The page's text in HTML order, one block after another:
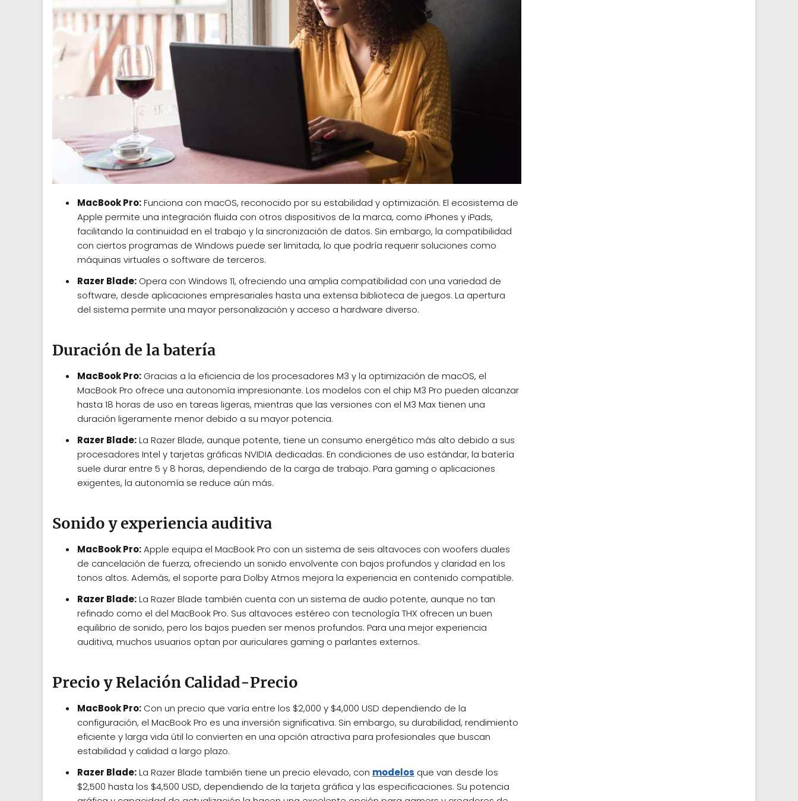
MacBook Pro:Funciona con macOS, reconocido por su estabilidad y optimización. El ecosistema de
Apple permite una integración fluida con otros dispositivos de la marca, como iPhones y iPads,
facilitando la continuidad en el trabajo y la sincronización de datos. Sin embargo, la compatibilidad
con ciertos programas de Windows puede ser limitada, lo que podría requerir soluciones como
máquinas virtuales o software de terceros.
Razer Blade: Opera con Windows 11, ofreciendo una amplia compatibilidad con una variedad de
software, desde aplicaciones empresariales hasta una extensa biblioteca de juegos. La apertura
del sistema permite una mayor personalización y acceso a hardware diverso.
Duración de la batería
MacBook Pro: Gracias a la eficiencia de los procesadores M3 y la optimización de macOS, el
MacBook Pro ofrece una autonomía impresionante. Los modelos con el chip M3 Pro pueden alcanzar
hasta 18 horas de uso en tareas ligeras, mientras que las versiones con el M3 Max tienen una
duración ligeramente menor debido a su mayor potencia.
Razer Blade:La Razer Blade, aunque potente, tiene un consumo energético más alto debido a sus
procesadores Intel y tarjetas gráficas NVIDIA dedicadas. En condiciones de uso estándar, la batería
suele durar entre 5 y 8 horas, dependiendo de la carga de trabajo. Para gaming o aplicaciones
exigentes, la autonomía se reduce aún más.
Sonido y experiencia auditiva
MacBook Pro:Apple equipa el MacBook Pro con un sistema de seis altavoces con woofers duales
de cancelación de fuerza, ofreciendo un sonido envolvente con bajos profundos y claridad en los
tonos altos. Además, el soporte para Dolby Atmos mejora la experiencia en contenido compatible.
Razer Blade:La Razer Blade también cuenta con un sistema de audio potente, aunque no tan
refinado como el del MacBook Pro. Sus altavoces estéreo con tecnología THX ofrecen un buen
equilibrio de sonido, pero los bajos pueden ser menos profundos. Para una mejor experiencia
auditiva, muchos usuarios optan por auriculares gaming o parlantes externos.
Precio y Relación Calidad-Precio
MacBook Pro: Con un precio que varía entre los $2,000 y $4,000 USD dependiendo de la
configuración, el MacBook Pro es una inversión significativa. Sin embargo, su durabilidad, rendimiento
eficiente y larga vida útil lo convierten en una opción atractiva para profesionales que buscan
estabilidad y calidad a largo plazo.
Razer Blade:La Razer Blade también tiene un precio elevado, con modelos que van desde los
$2,500 hasta los $4,500 USD, dependiendo de la tarjeta gráfica y las especificaciones. Su potencia